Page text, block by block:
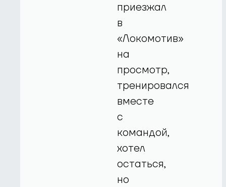
приезжал
в
«Локомотив»
на
просмотр,
тренировался
вместе
с
командой,
хотел
остаться,
но